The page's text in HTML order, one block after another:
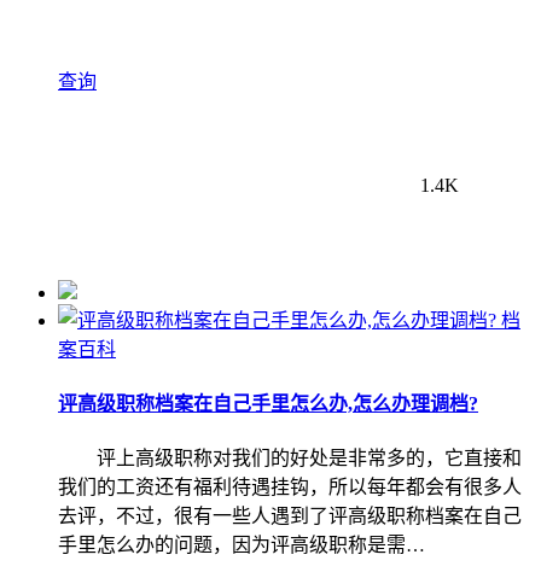
查询
1.4K
档
案百科
评高级职称档案在自己手里怎么办,怎么办理调档?
评上高级职称对我们的好处是非常多的，它直接和
我们的工资还有福利待遇挂钩，所以每年都会有很多人
去评，不过，很有一些人遇到了评高级职称档案在自己
手里怎么办的问题，因为评高级职称是需…